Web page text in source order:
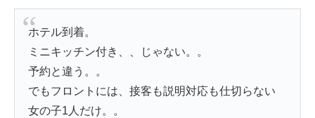
ホテル到着。
ミニキッチン付き、、じゃない。。
予約と違う。。
でもフロントには、接客も説明対応も仕切らない
女の子1人だけ。。